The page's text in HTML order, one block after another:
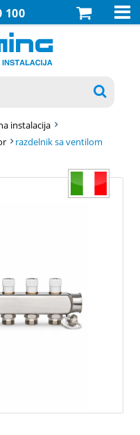
100 

instalacija
razdelnik sa ventilom